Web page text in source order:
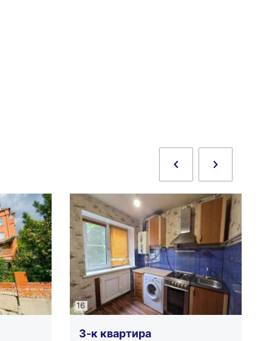
16
3-к квартира